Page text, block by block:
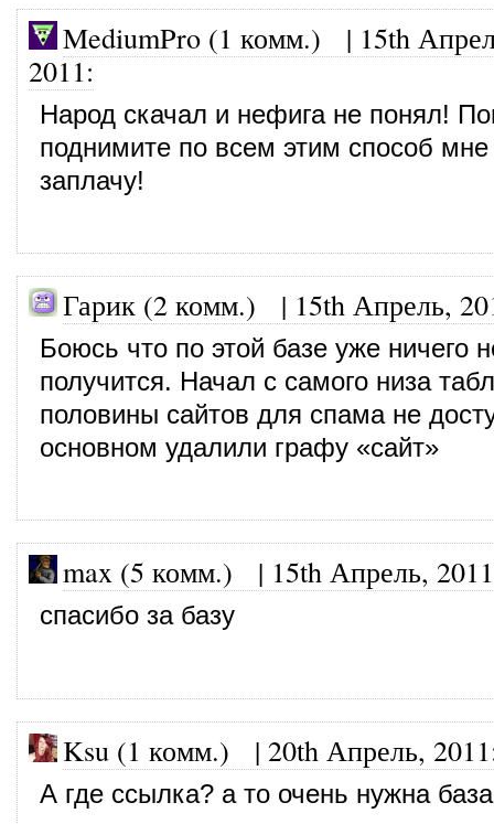
MediumPro (1 комм.) | 15th
2011:
Народ скачал и нефига не понял!
поднимите по всем этим способ
заплачу!
Гарик (2 комм.) | 15th Апрель,
Боюсь что по этой базе уже ничего
получится. Начал с самого низа
половины сайтов для спама не
основном удалили графу «сайт»
max (5 комм.) | 15th Апрель, 2011
спасибо за базу
Ksu (1 комм.) | 20th Апрель, 2011
А где ссылка? а то очень нужна